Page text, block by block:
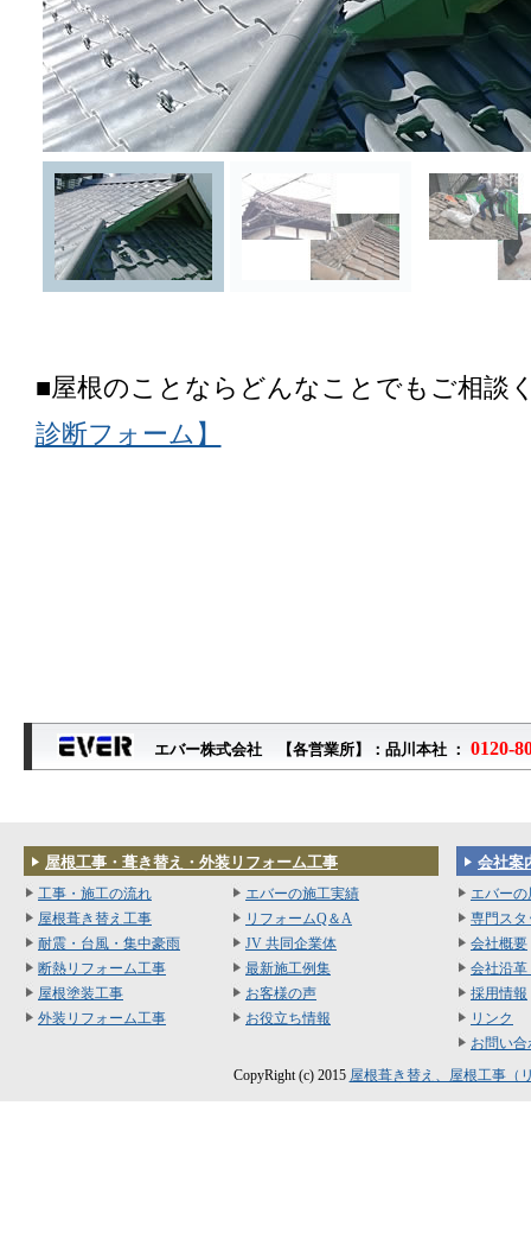
■屋根のことならどんなことでもご相談
診断フォーム】
エバー株式会社 【各営業所】：品川本社 ： 0120-
屋根工事・葺き替え・外装リフォーム工事
工事・施工の流れ
屋根葺き替え工事
耐震・台風・集中豪雨
断熱リフォーム工事
屋根塗装工事
外装リフォーム工事
エバーの施工実績
リフォームQ＆A
JV 共同企業体
最新施工例集
お客様の声
お役立ち情報
会社案
エバー
専門スタ
会社概要
会社沿革
採用情報
リンク
お問い合
CopyRight (c) 2015 屋根葺き替え、屋根工事（